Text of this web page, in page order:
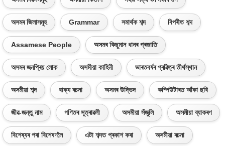
অসমৰ জিলাসমূহ Grammar সমাৰ্থক শব্দ বিপৰীত শব্দ
Assamese People অসমৰ কিছুমান ধানৰ প্ৰজাতি
অসমৰ জনপ্ৰিয় লোক অসমীয়া কাহিনী ভাৰতবৰ্ষৰ প্ৰৱিত্ৰ তীৰ্থস্থান
অসমীয়া শব্দ বাক্য ৰচনা অসমৰ উদ্ভিদ কম্পিউটাৰত আঁকা ছবি
জীৱ-জন্তু নাম গণিতৰ সূত্ৰাৱলী অসমীয়া সঁজুলি অসমীয়া ব্যাকৰণ
বিশেষ্যৰ পৰা বিশেষণলৈ এটা শব্দত প্ৰকাশ কৰা অসমীয়া ৰচনা